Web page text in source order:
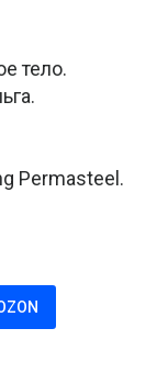
тело.
Permasteel.